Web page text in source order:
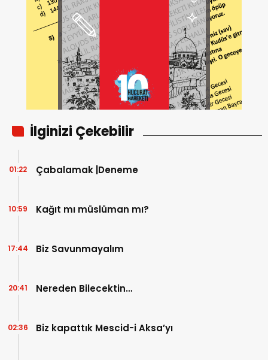
İlginizi Çekebilir
Çabalamak |Deneme
01:22
Kağıt mı müslüman mı?
10:59
Biz Savunmayalım
17:44
Nereden Bilecektin…
20:41
Biz kapattık Mescid-i Aksa’yı
02:36